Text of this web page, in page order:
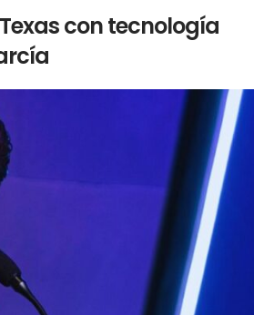
con tecnología